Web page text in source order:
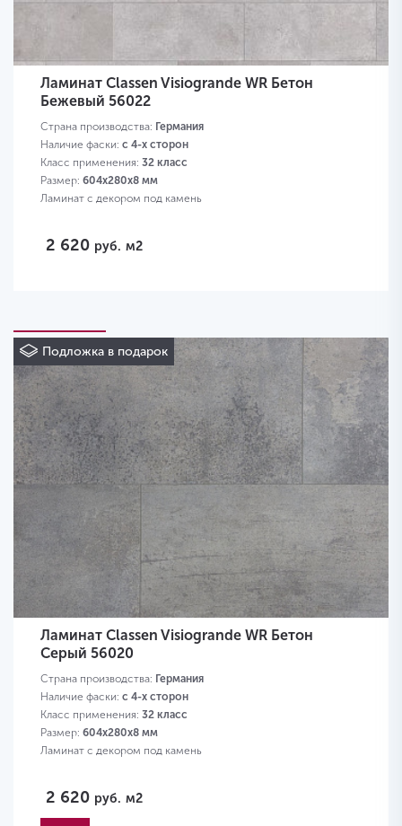
Ламинат Classen Visiogrande WR Бетон
Бежевый 56022
Страна производства: Германия
Наличие фаски: с 4-х сторон
Класс применения: 32 класс
Размер: 604х280х8 мм
Ламинат с декором под камень
2 620 руб. м2
Подложка в подарок
Ламинат Classen Visiogrande WR Бетон
Серый 56020
Страна производства: Германия
Наличие фаски: с 4-х сторон
Класс применения: 32 класс
Размер: 604х280х8 мм
Ламинат с декором под камень
2 620 руб. м2